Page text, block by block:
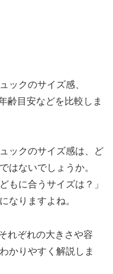
ックのサイズ感、
齢目安などを比較しま
ックのサイズ感は、ど
はないでしょうか。
もに合うサイズは？」
なりますよね。
れぞれの大きさや容
かりやすく解説しま